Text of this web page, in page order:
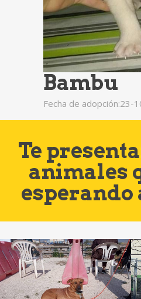
Bambu
Fecha de adopción:23-
Te
animales
esperando